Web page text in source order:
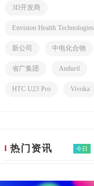
3D开发商
Envision Health Technologies
新公司 中电化合物
省广集团 Anduril
HTC U23 Pro Vivoka
热门资讯 今日